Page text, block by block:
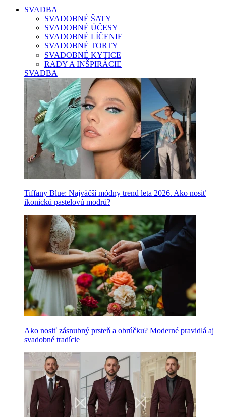
SVADBA
SVADOBNÉ ŠATY
SVADOBNÉ ÚČESY
SVADOBNÉ LÍČENIE
SVADOBNÉ TORTY
SVADOBNÉ KYTICE
RADY A INŠPIRÁCIE
SVADBA
Tiffany Blue: Najväčší módny trend leta 2026. Ako nosiť
ikonickú pastelovú modrú?
Ako nosiť zásnubný prsteň a obrúčku? Moderné pravidlá aj
svadobné tradície